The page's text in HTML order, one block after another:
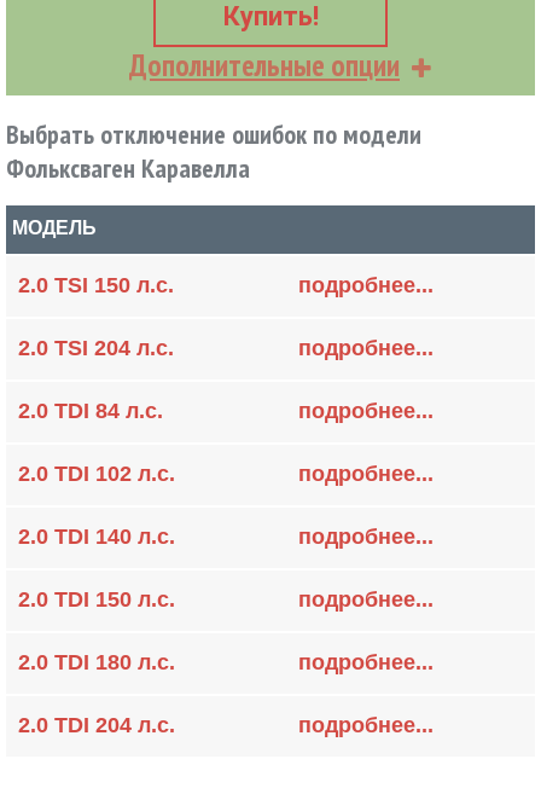
Купить!
Дополнительные опции
Выбрать отключение ошибок по модели
Фольксваген Каравелла
МОДЕЛЬ
2.0 TSI 150 л.с. подробнее...
2.0 TSI 204 л.с. подробнее...
2.0 TDI 84 л.с. подробнее...
2.0 TDI 102 л.с. подробнее...
2.0 TDI 140 л.с. подробнее...
2.0 TDI 150 л.с. подробнее...
2.0 TDI 180 л.с. подробнее...
2.0 TDI 204 л.с. подробнее...